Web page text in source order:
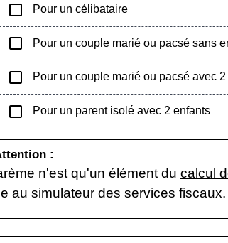
check_box_outline_blank Pour un célibataire
check_box_outline_blank Pour un couple marié ou pacsé sans
check_box_outline_blank Pour un couple marié ou pacsé avec
check_box_outline_blank Pour un parent isolé avec 2 enfants
:
n'est qu'un élément du calcul
au simulateur des services fiscaux.